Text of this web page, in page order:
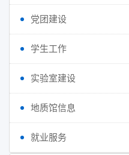
党团建设
学生工作
实验室建设
地质馆信息
就业服务